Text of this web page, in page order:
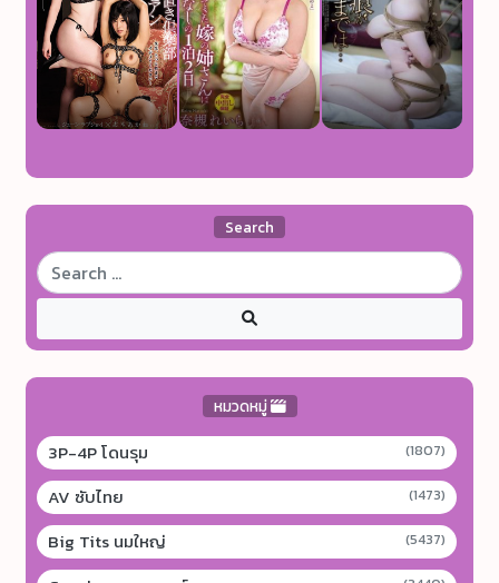
Search
หมวดหมู่
3P-4P โดนรุม (1807)
AV ซับไทย (1473)
Big Tits นมใหญ่ (5437)